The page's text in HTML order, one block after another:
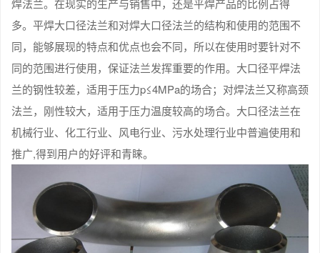
焊法兰。在现实的生产与销售中，还是平焊产品的比例占得
多。平焊大口径法兰和对焊大口径法兰的结构和使用的范围不
同，能够展现的特点和优点也会不同，所以在使用时要针对不
同的范围进行使用，保证法兰发挥重要的作用。大口径平焊法
兰的钢性较差，适用于压力p≤4MPa的场合；对焊法兰又称高颈
法兰，刚性较大，适用于压力温度较高的场合。大口径法兰在
机械行业、化工行业、风电行业、污水处理行业中普遍使用和
推广,得到用户的好评和青睐。